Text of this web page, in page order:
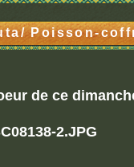
Poisson-
de ce